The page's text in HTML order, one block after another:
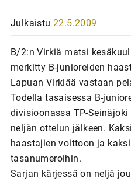
Julkaistu 22.5.2009
B/2:n Virkiä matsi
merkitty B-junioreiden
Lapuan Virkiää vastaan
Todella tasaisessa B-
divisioonassa TP-
neljän ottelun jälkeen.
haastajien voittoon ja
tasanumeroihin.
Sarjan kärjessä on neljä